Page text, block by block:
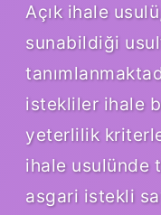
Açık ihale
sunabildiği
istekliler ihale
yeterlilik
ihale usulünde
asgari istekli